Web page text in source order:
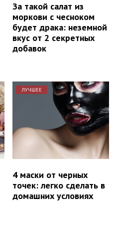
За такой салат из
моркови с чесноком
будет драка: неземной
вкус от 2 секретных
добавок
ЛУЧШЕЕ
4 маски от черных
точек: легко сделать в
домашних условиях